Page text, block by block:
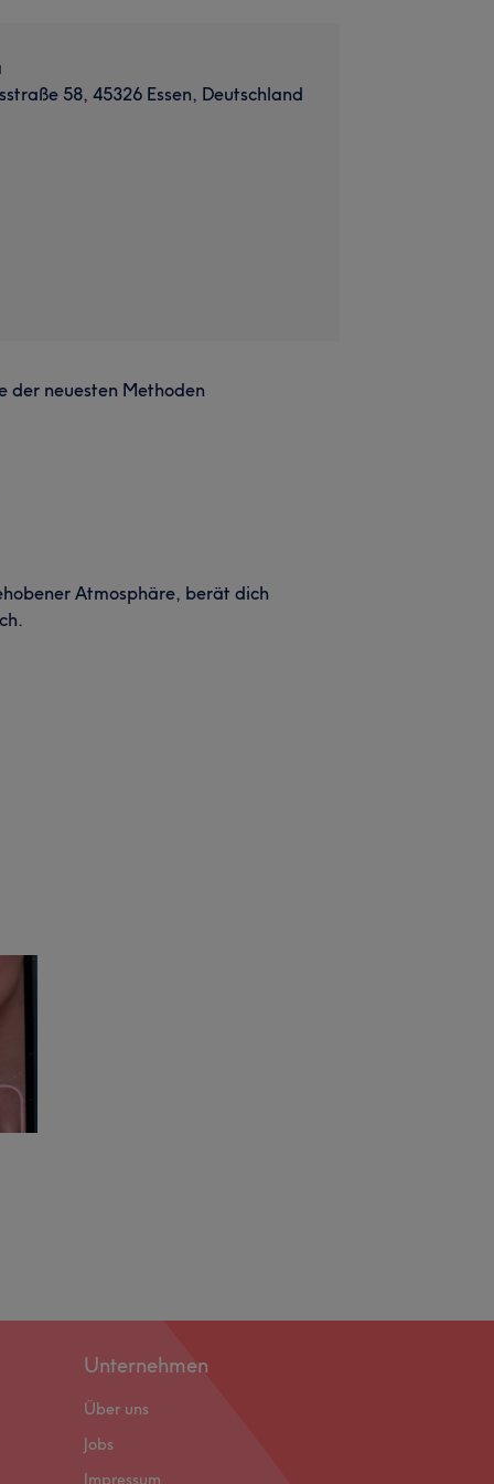
58, 45326 Essen, Deutschland
der neuesten Methoden
Atmosphäre, berät dich
Unternehmen
Über uns
Jobs
Impressum